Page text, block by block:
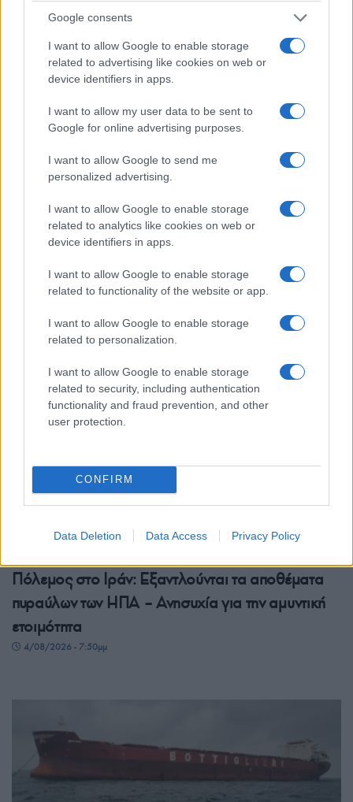
Google consents
I want to allow Google to enable storage
related to advertising like cookies on web or
device identifiers in apps.
I want to allow my user data to be sent to
Google for online advertising purposes.
I want to allow Google to send me
personalized advertising.
I want to allow Google to enable storage
related to analytics like cookies on web or
device identifiers in apps.
I want to allow Google to enable storage
related to functionality of the website or app.
I want to allow Google to enable storage
related to personalization.
I want to allow Google to enable storage
related to security, including authentication
functionality and fraud prevention, and other
user protection.
CONFIRM
Data Deletion Data Access Privacy Policy
Αργεντινή-Βραζιλία: Στα άκρα η διπλωματική
κρίση – Αποχωρούν οι πρεσβευτές
5/08/2026 - 11:45πμ
Στενό του Ορμούζ: Πού κολλάει η συμφωνία με
το Ιράν – Το σχέδιο των 60 ημερών
5/08/2026 - 8:57πμ
Πόλεμος στο Ιράν: Εξαντλούνται τα αποθέματα
πυραύλων των ΗΠΑ – Ανησυχία για την αμυντική
ετοιμότητα
4/08/2026 - 7:50μμ